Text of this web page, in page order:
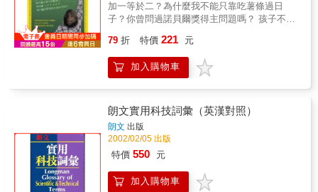
加一等於二？為什麼我不能只靠吃薯條過日
子？你曾問過諾貝爾獎得主問題嗎？ 孩子不經
匯集《南德日報雜誌》深受德國教育界好評的
「孩童的疑惑，諾貝爾大師的解答」系列專
訪，內容涵蓋科學、政治、藝術及文學等領
知名的諾貝爾大師，怎麼用畢生的功力，回答
天真的問題！ 本書內容原刊於《南德日報雜
誌》連載專題，以訪問22位諾貝爾獎得主而寫
為多國語言，風行世界各國。。
79 折 特價 221 元
加入購物車
朗文實用科技詞彙（英漢對照）
朗文 出版
2002/02/05 出版
特價 550 元
加入購物車